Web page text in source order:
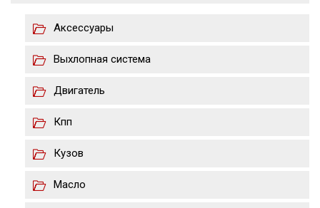
Аксессуары
Выхлопная система
Двигатель
Кпп
Кузов
Масло